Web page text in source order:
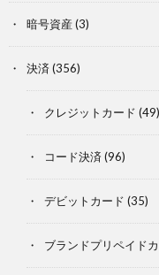
暗号資産 (3)
決済 (356)
クレジットカード (49)
コード決済 (96)
デビットカード (35)
ブランドプリペイド